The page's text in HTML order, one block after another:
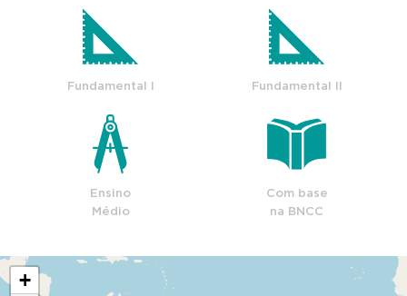
Fundamental I Fundamental II
Ensino
Médio
Com base
na BNCC
+